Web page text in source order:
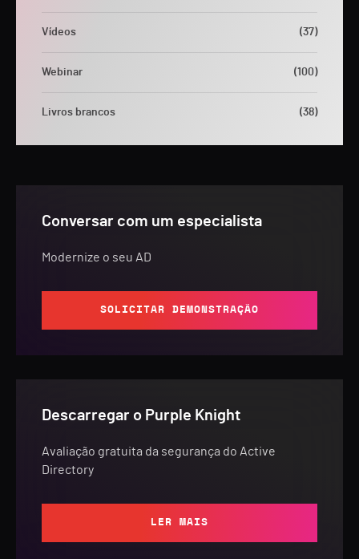
Vídeos (37)
Webinar (100)
Livros brancos (38)
Conversar com um especialista
Modernize o seu AD
SOLICITAR DEMONSTRAÇÃO
Descarregar o Purple Knight
Avaliação gratuita da segurança do Active
Directory
LER MAIS